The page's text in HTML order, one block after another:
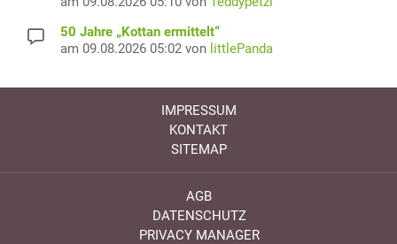
50 Jahre „Kottan ermittelt“
am 09.08.2026 05:02 von littlePanda
IMPRESSUM
KONTAKT
SITEMAP
AGB
DATENSCHUTZ
PRIVACY MANAGER